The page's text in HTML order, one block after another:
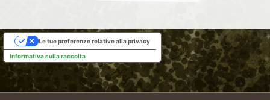
Informativa sulla raccolta
Le tue preferenze relative alla privacy